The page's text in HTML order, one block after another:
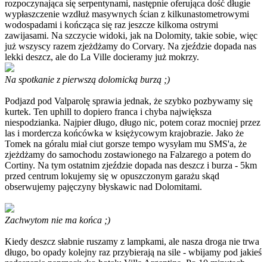
rozpoczynająca się serpentynami, następnie oferująca dość długie
wypłaszczenie wzdłuż masywnych ścian z kilkunastometrowymi
wodospadami i kończąca się raz jeszcze kilkoma ostrymi
zawijasami. Na szczycie widoki, jak na Dolomity, takie sobie, więc
już wszyscy razem zjeżdżamy do Corvary. Na zjeździe dopada nas
lekki deszcz, ale do La Ville docieramy już mokrzy.
Na spotkanie z pierwszą dolomicką burzą ;)
Podjazd pod Valparolę sprawia jednak, że szybko pozbywamy się
kurtek. Ten uphill to dopiero franca i chyba największa
niespodzianka. Najpier długo, długo nic, potem coraz mocniej przez
las i mordercza końcówka w księżycowym krajobrazie. Jako że
Tomek na góralu miał ciut gorsze tempo wysyłam mu SMS'a, że
zjeżdżamy do samochodu zostawionego na Falzarego a potem do
Cortiny. Na tym ostatnim zjeździe dopada nas deszcz i burza - 5km
przed centrum lokujemy się w opuszczonym garażu skąd
obserwujemy pajęczyny błyskawic nad Dolomitami.
Zachwytom nie ma końca ;)
Kiedy deszcz słabnie ruszamy z lampkami, ale nasza droga nie trwa
długo, bo opady kolejny raz przybierają na sile - wbijamy pod jakieś